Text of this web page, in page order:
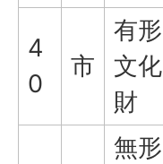
4
0
市
有形
文化
財
無形